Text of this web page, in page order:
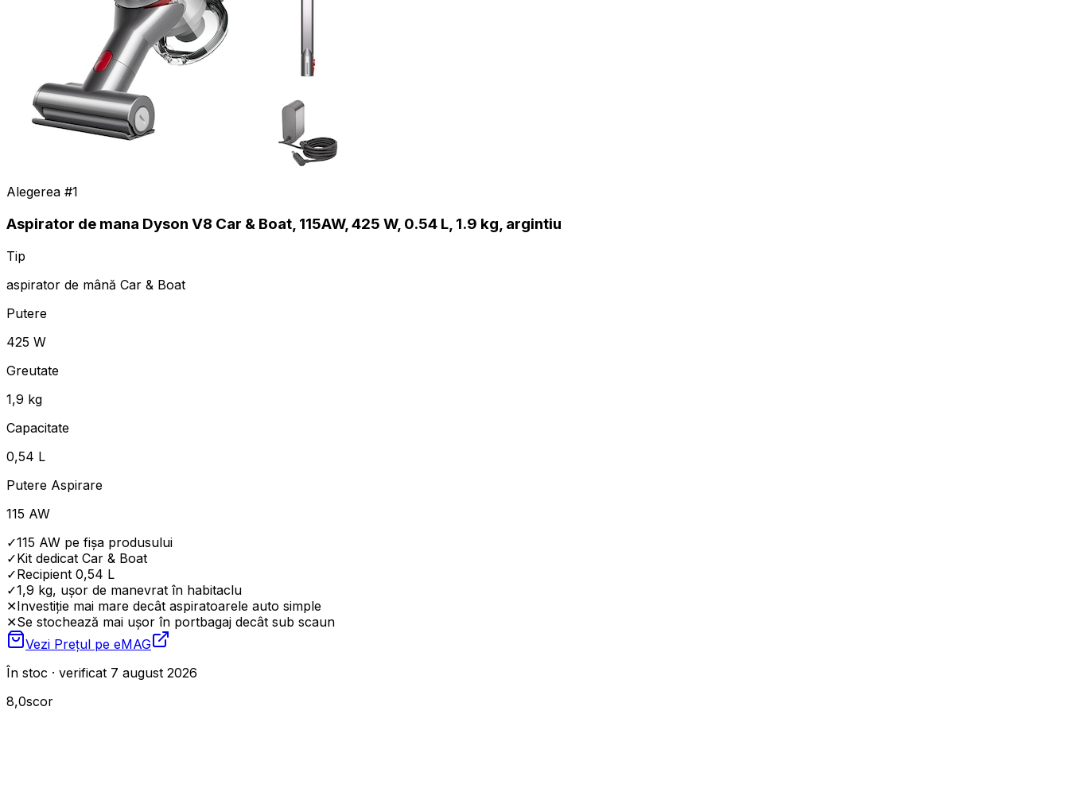
Alegerea #1
Aspirator de mana Dyson V8 Car & Boat, 115AW, 425 W, 0.54 L, 1.9 kg, argintiu
Tip
aspirator de mână Car & Boat
Putere
425 W
Greutate
1,9 kg
Capacitate
0,54 L
Putere Aspirare
115 AW
✓115 AW pe fișa produsului
✓Kit dedicat Car & Boat
✓Recipient 0,54 L
✓1,9 kg, ușor de manevrat în habitaclu
✕Investiție mai mare decât aspiratoarele auto simple
✕Se stochează mai ușor în portbagaj decât sub scaun
Vezi Prețul pe eMAG
În stoc · verificat 7 august 2026
8,0scor